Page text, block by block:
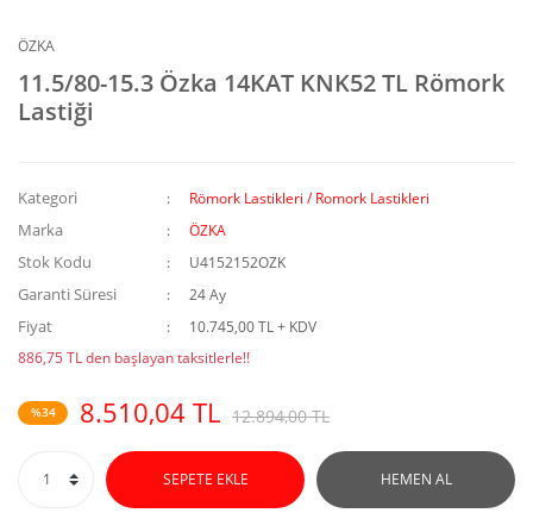
ÖZKA
11.5/80-15.3 Özka 14KAT KNK52 TL Römork
Lastiği
Kategori Römork Lastikleri / Romork Lastikleri
Marka ÖZKA
Stok Kodu U4152152OZK
Garanti Süresi 24 Ay
Fiyat
10.745,00 TL + KDV
886,75 TL den başlayan taksitlerle!!
%34 8.510,04 TL 12.894,00 TL
SEPETE EKLE HEMEN AL